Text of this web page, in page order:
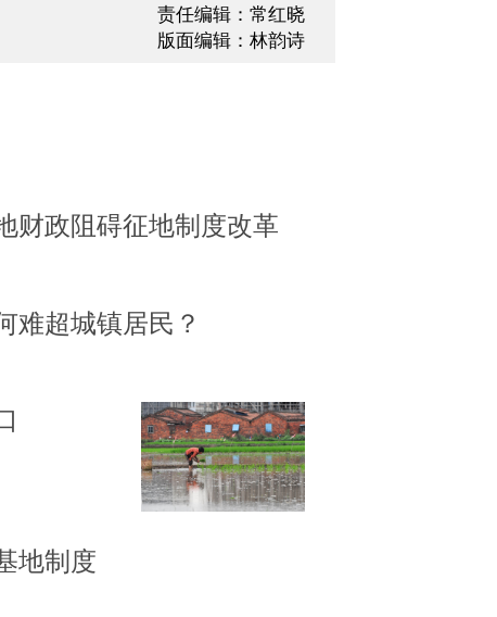
责任编辑：常红晓
版面编辑：林韵诗
财政阻碍征地制度改革
难超城镇居民？
地制度